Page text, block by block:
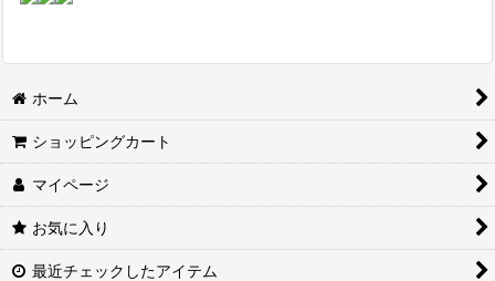
ホーム
ショッピングカート
マイページ
お気に入り
最近チェックしたアイテム